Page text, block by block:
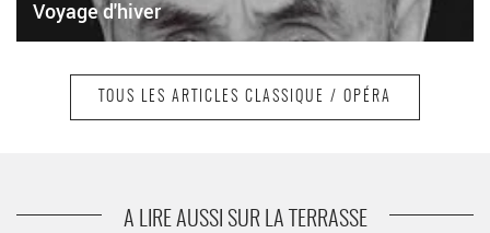
Voyage d'hiver
Vassily Petrenko
TOUS LES ARTICLES CLASSIQUE / OPÉRA
A LIRE AUSSI SUR LA TERRASSE